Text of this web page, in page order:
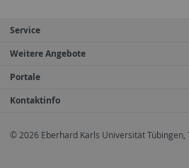
Service
Weitere Angebote
Portale
Kontaktinfo
© 2026 Eberhard Karls Universität Tübingen,